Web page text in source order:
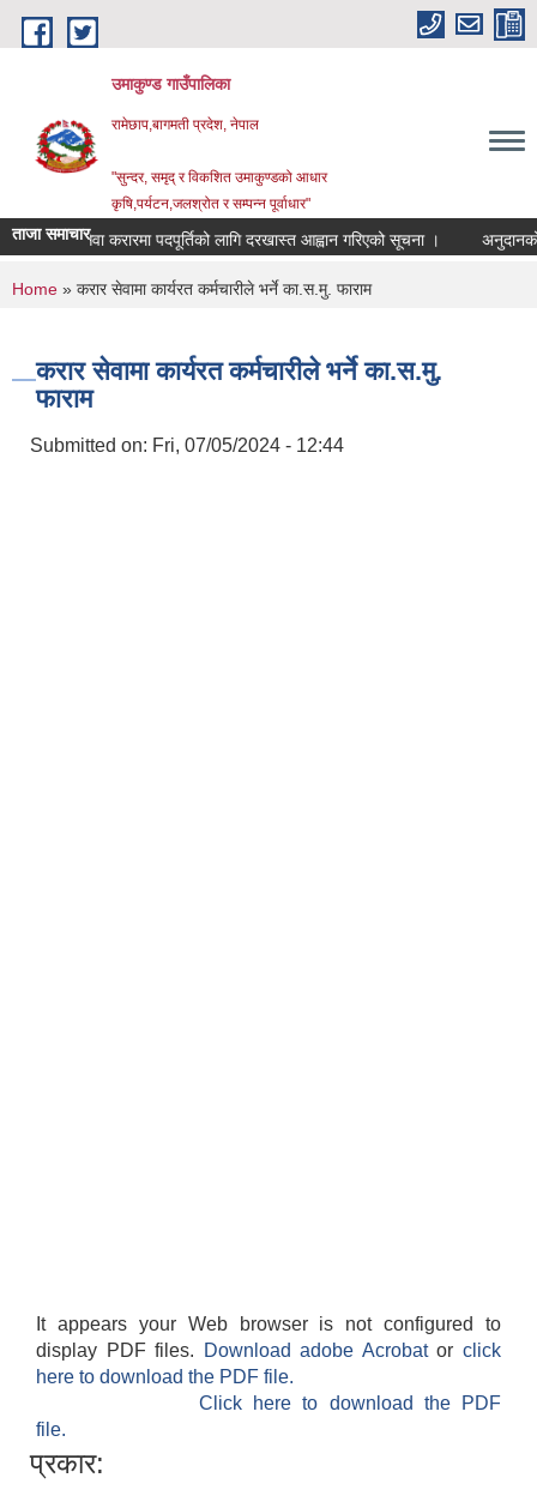
Skip to main content
उमाकुण्ड गाउँपालिका
रामेछाप,बागमती प्रदेश, नेपाल
"सुन्दर, समृद् र विकशित उमाकुण्डको आधार
कृषि,पर्यटन,जलश्रोत र सम्पन्न पूर्वाधार"
ताजा समाचार
सेवा करारमा पदपूर्तिको लागि दरखास्त आह्वान गरिएको सूचना । अनुदानको
You are here
Home » करार सेवामा कार्यरत कर्मचारीले भर्ने का.स.मु. फाराम
करार सेवामा कार्यरत कर्मचारीले भर्ने का.स.मु.
फाराम
Submitted on: Fri, 07/05/2024 - 12:44
It appears your Web browser is not configured to
display PDF files.
Download adobe Acrobatorclick
here to download the PDF file.
Click here to download the PDF
file.
प्रकार: